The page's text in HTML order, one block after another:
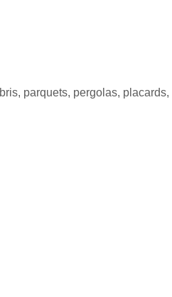
parquets, pergolas,